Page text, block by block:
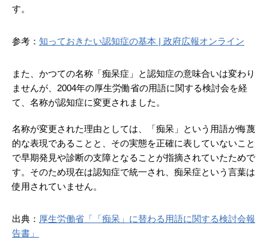
す。
参考： 知っておきたい認知症の基本 | 政府広報オンライン
また、かつての名称「痴呆症」と認知症の意味合いは変わり
ませんが、2004年の厚生労働省の用語に関する検討会を経
て、名称が認知症に変更されました。
名称が変更された理由としては、「痴呆」という用語が侮蔑
的な表現であることと、その実態を正確に表していないこと
で早期発見や診断の支障となることが指摘されていたためで
す。そのため現在は認知症で統一され、痴呆症という言葉は
使用されていません。
出典： 厚生労働省「「痴呆」に替わる用語に関する検討会報
告書」